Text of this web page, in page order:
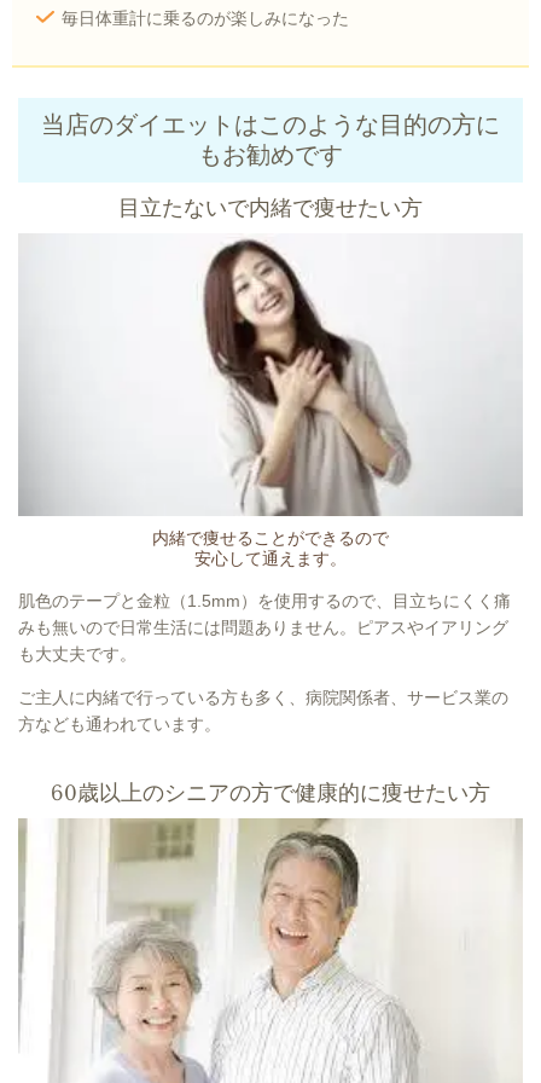
毎日体重計に乗るのが楽しみになった
当店のダイエットはこのような目的の方に
もお勧めです
目立たないで内緒で痩せたい方
内緒で痩せることができるので
安心して通えます。
肌色のテープと金粒（1.5mm）を使用するので、目立ちにくく痛
みも無いので日常生活には問題ありません。ピアスやイアリング
も大丈夫です。
ご主人に内緒で行っている方も多く、病院関係者、サービス業の
方なども通われています。
60歳以上のシニアの方で健康的に痩せたい方